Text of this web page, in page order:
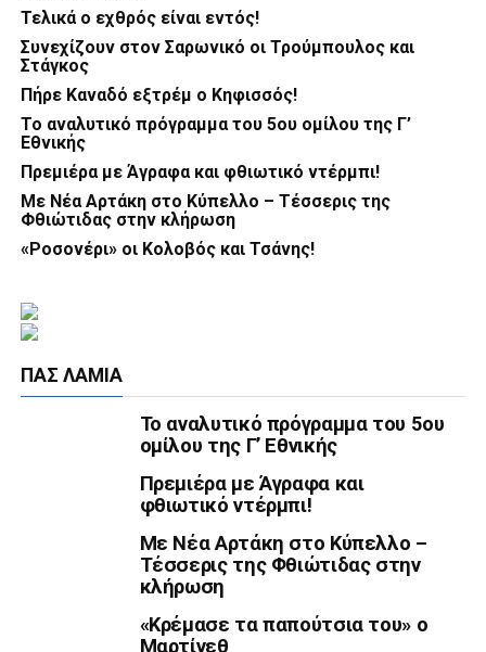
Τελικά ο εχθρός είναι εντός!
Συνεχίζουν στον Σαρωνικό οι Τρούμπουλος και
Στάγκος
Πήρε Καναδό εξτρέμ ο Κηφισσός!
Το αναλυτικό πρόγραμμα του 5ου ομίλου της Γ’
Εθνικής
Πρεμιέρα με Άγραφα και φθιωτικό ντέρμπι!
Με Νέα Αρτάκη στο Κύπελλο – Τέσσερις της
Φθιώτιδας στην κλήρωση
«Ροσονέρι» οι Κολοβός και Τσάνης!
ΠΑΣ ΛΑΜΊΑ
Το αναλυτικό πρόγραμμα του 5ου
ομίλου της Γ’ Εθνικής
Πρεμιέρα με Άγραφα και
φθιωτικό ντέρμπι!
Με Νέα Αρτάκη στο Κύπελλο –
Τέσσερις της Φθιώτιδας στην
κλήρωση
«Κρέμασε τα παπούτσια του» ο
Μαρτίνεθ